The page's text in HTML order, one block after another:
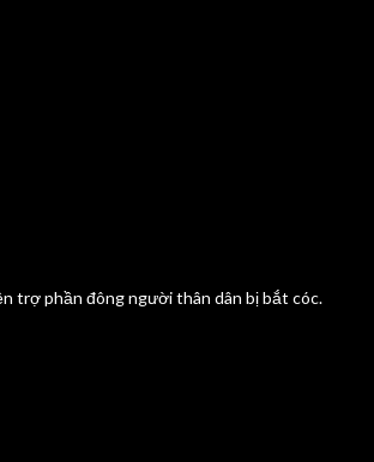
trợ phần đông người thân dân bị bắt cóc.